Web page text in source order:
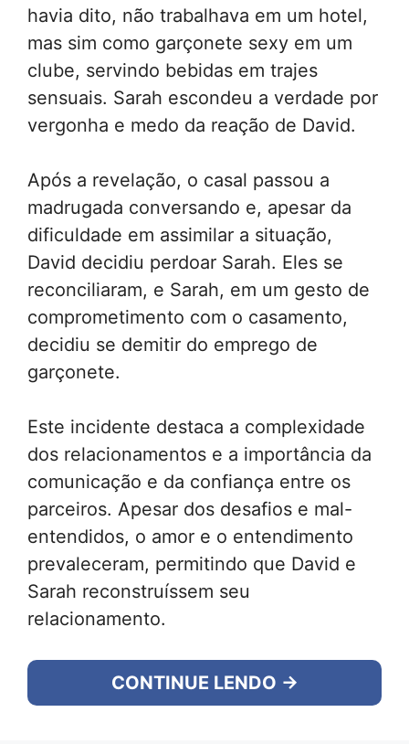
havia dito, não trabalhava em um hotel,
mas sim como garçonete sexy em um
clube, servindo bebidas em trajes
sensuais. Sarah escondeu a verdade por
vergonha e medo da reação de David.
Após a revelação, o casal passou a
madrugada conversando e, apesar da
dificuldade em assimilar a situação,
David decidiu perdoar Sarah. Eles se
reconciliaram, e Sarah, em um gesto de
comprometimento com o casamento,
decidiu se demitir do emprego de
garçonete.
Este incidente destaca a complexidade
dos relacionamentos e a importância da
comunicação e da confiança entre os
parceiros. Apesar dos desafios e mal-
entendidos, o amor e o entendimento
prevaleceram, permitindo que David e
Sarah reconstruíssem seu
relacionamento.
CONTINUE LENDO →